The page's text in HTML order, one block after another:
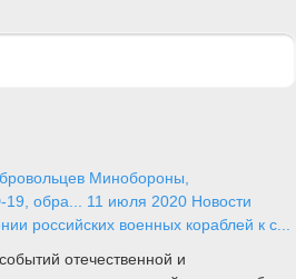
Минобороны,
19, обра... 11 июля 2020 Новости
российских военных кораблей к с...
отечественной и